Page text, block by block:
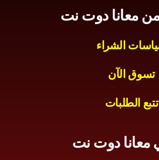
معانا دوت نت
الشراء
تسوق الآن
تتبع الطلبات
معانا دوت نت